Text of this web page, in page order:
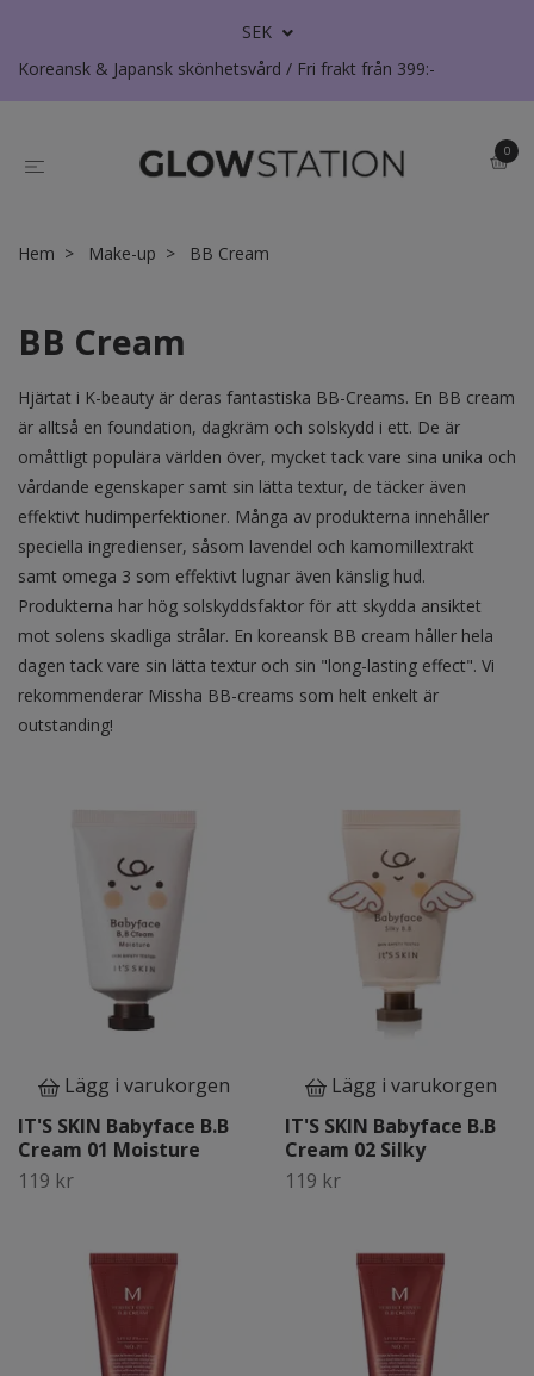
SEK
Koreansk & Japansk skönhetsvård / Fri frakt från 399:-
0
Hem Make-up BB Cream
BB Cream
Hjärtat i K-beauty är deras fantastiska BB-Creams. En BB cream
är alltså en foundation, dagkräm och solskydd i ett. De är
omåttligt populära världen över, mycket tack vare sina unika och
vårdande egenskaper samt sin lätta textur, de täcker även
effektivt hudimperfektioner. Många av produkterna innehåller
speciella ingredienser, såsom lavendel och kamomillextrakt
samt omega 3 som effektivt lugnar även känslig hud.
Produkterna har hög solskyddsfaktor för att skydda ansiktet
mot solens skadliga strålar. En koreansk BB cream håller hela
dagen tack vare sin lätta textur och sin "long-lasting effect". Vi
rekommenderar Missha BB-creams som helt enkelt är
outstanding!
Lägg i varukorgen
IT'S SKIN Babyface B.B
Cream 01 Moisture
119 kr
Lägg i varukorgen
IT'S SKIN Babyface B.B
Cream 02 Silky
119 kr